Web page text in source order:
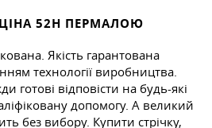
52Н ПЕРМАЛОЮ
Якість гарантована
технології виробництва.
готові відповісти на будь-які
допомогу. А великий
без вибору. Купити стрічку,